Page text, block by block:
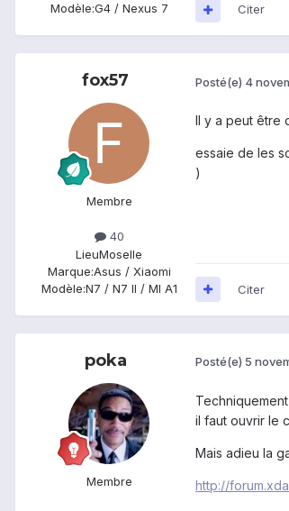
Modèle:G4 / Nexus 7 Citer
fox57
Membre
40
LieuMoselle
Marque:Asus / Xiaomi
Modèle:N7 / N7 II / MI A1
Posté(e) 4
Il y a peut être
essaie de les
)
Citer
poka
Membre
Posté(e) 5
il faut ouvrir le
Mais adieu la
http://